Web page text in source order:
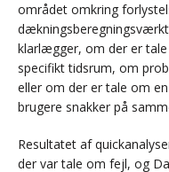
området omkring
klarlægger, om der er
specifikt tidsrum, om
eller om der er tale om
brugere snakker på
Resultatet af
der var tale om fejl, og